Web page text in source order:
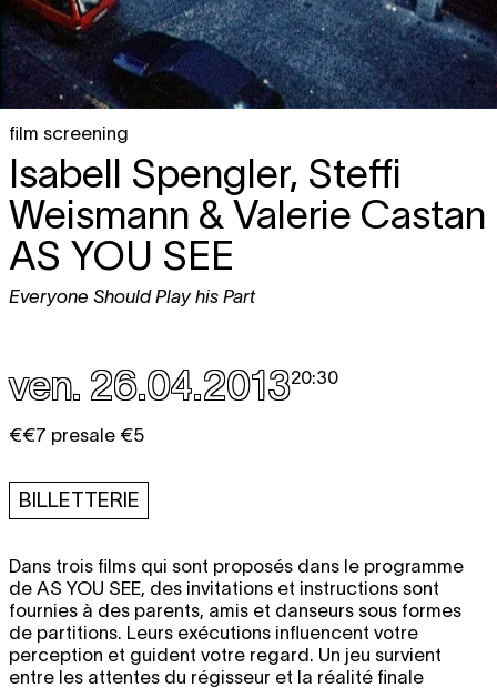
film screening
Isabell Spengler, Steffi
Weismann & Valerie Castan
AS YOU SEE
Everyone Should Play his Part
ven. 26.04.201320:30
€€7 presale €5
BILLETTERIE
Dans trois films qui sont proposés dans le programme
de AS YOU SEE, des invitations et instructions sont
fournies à des parents, amis et danseurs sous formes
de partitions. Leurs exécutions influencent votre
perception et guident votre regard. Un jeu survient
entre les attentes du régisseur et la réalité finale